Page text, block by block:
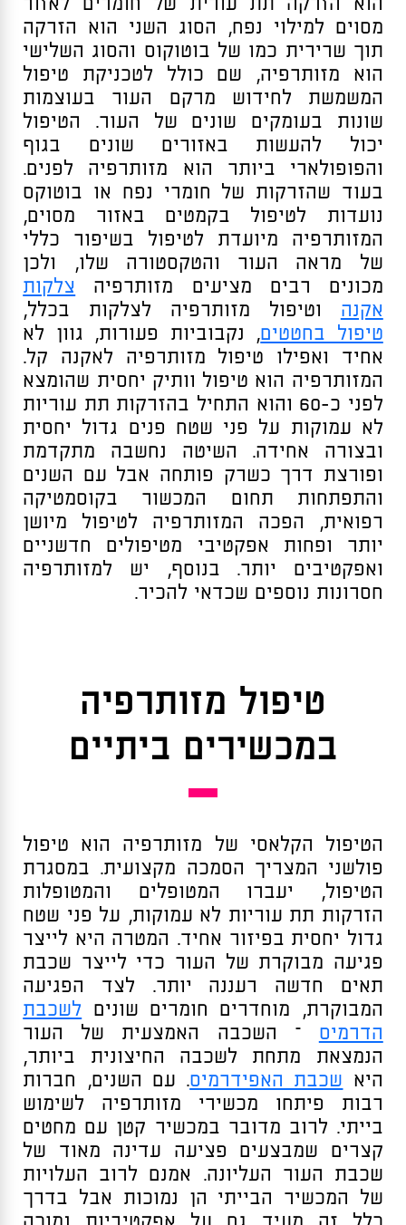
הוא הזרקה תת עורית של חומרים לאזור
מסוים למילוי נפח, הסוג השני הוא הזרקה
תוך שרירית כמו של בוטוקוס והסוג השלישי
הוא מזותרפיה, שם כולל לטכניקת טיפול
המשמשת לחידוש מרקם העור בעוצמות
שונות בעומקים שונים של העור. הטיפול
יכול להעשות באזורים שונים בגוף
והפופולארי ביותר הוא מזותרפיה לפנים.
בעוד שהזרקות של חומרי נפח או בוטוקס
נועדות לטיפול בקמטים באזור מסוים,
המזותרפיה מיועדת לטיפול בשיפור כללי
של מראה העור והטקסטורה שלו, ולכן
מכונים רבים מציעים מזותרפיה צלקות
אקנה וטיפול מזותרפיה לצלקות בכלל,
טיפול בחטטים, נקבוביות פעורות, גוון לא
אחיד ואפילו טיפול מזותרפיה לאקנה קל.
המזותרפיה הוא טיפול וותיק יחסית שהומצא
לפני כ-60 והוא התחיל בהזרקות תת עוריות
לא עמוקות על פני שטח פנים גדול יחסית
ובצורה אחידה. השיטה נחשבה מתקדמת
ופורצת דרך כשרק פותחה אבל עם השנים
והתפתחות תחום המכשור בקוסמטיקה
רפואית, הפכה המזותרפיה לטיפול מיושן
יותר ופחות אפקטיבי מטיפולים חדשניים
ואפקטיבים יותר. בנוסף, יש למזותרפיה
חסרונות נוספים שכדאי להכיר.
טיפול מזותרפיה
במכשירים ביתיים
הטיפול הקלאסי של מזותרפיה הוא טיפול
פולשני המצריך הסמכה מקצועית. במסגרת
הטיפול, יעברו המטופלים והמטופלות
הזרקות תת עוריות לא עמוקות, על פני שטח
גדול יחסית בפיזור אחיד. המטרה היא לייצר
פגיעה מבוקרת של העור כדי לייצר שכבת
תאים חדשה רעננה יותר. לצד הפגיעה
המבוקרת, מוחדרים חומרים שונים לשכבת
הדרמיס – השכבה האמצעית של העור
הנמצאת מתחת לשכבה החיצונית ביותר,
היא שכבת האפידרמיס. עם השנים, חברות
רבות פיתחו מכשירי מזותרפיה לשימוש
בייתי. לרוב מדובר במכשיר קטן עם מחטים
קצרים שמבצעים פציעה עדינה מאוד של
שכבת העור העליונה. אמנם לרוב העלויות
של המכשיר הבייתי הן נמוכות אבל בדרך